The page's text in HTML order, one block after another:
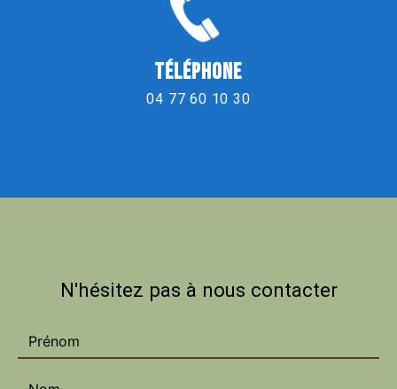
TÉLÉPHONE
04 77 60 10 30
N'hésitez pas à nous contacter